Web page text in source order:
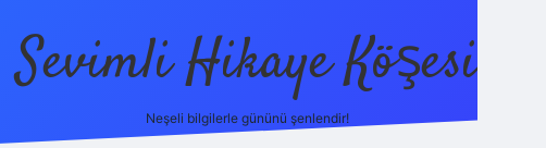
Sevimli Hikaye Köşesi
Neşeli bilgilerle gününü şenlendir!